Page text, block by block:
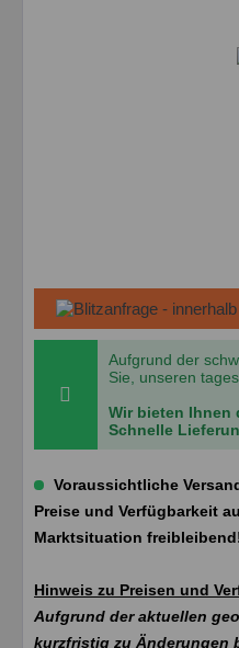
Aufgrund der
Sie, unseren
Wir bieten Ihnen
Schnelle
Voraussichtliche
Preise und Verfügbarkeit
Marktsituation
Hinweis zu Preisen und
Aufgrund der aktuellen
kurzfristig zu Änderungen